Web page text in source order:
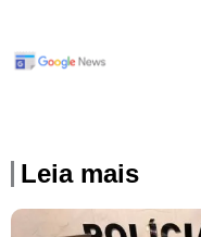
Leia mais